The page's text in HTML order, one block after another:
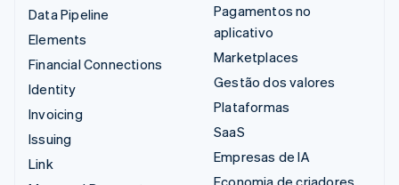
Data Pipeline
Elements
Financial Connections
Identity
Invoicing
Issuing
Link
Pagamentos no
aplicativo
Marketplaces
Gestão dos valores
Plataformas
SaaS
Empresas de IA
Economia de criadores